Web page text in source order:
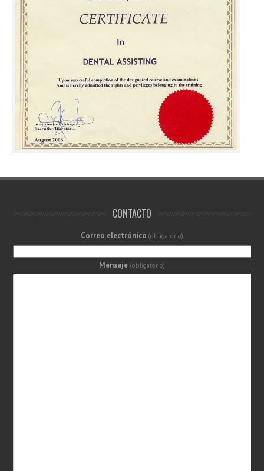
CONTACTO
Correo electrónico (obligatorio)
Mensaje (obligatorio)